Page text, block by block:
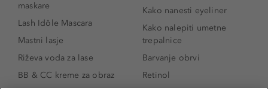
maskare
Lash Idôle Mascara
Mastni lasje
Riževa voda za lase
BB & CC kreme za obraz
Kako nanesti eyeliner
Kako nalepiti umetne
trepalnice
Barvanje obrvi
Retinol